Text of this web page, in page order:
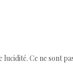
Ce ne sont